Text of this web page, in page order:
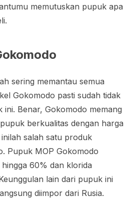
memutuskan pupuk apa
sering memantau semua
Gokomodo pasti sudah tidak
Benar, Gokomodo memang
berkualitas dengan harga
salah satu produk
Pupuk MOP Gokomodo
60% dan klorida
lain dari pupuk ini
diimpor dari Rusia.